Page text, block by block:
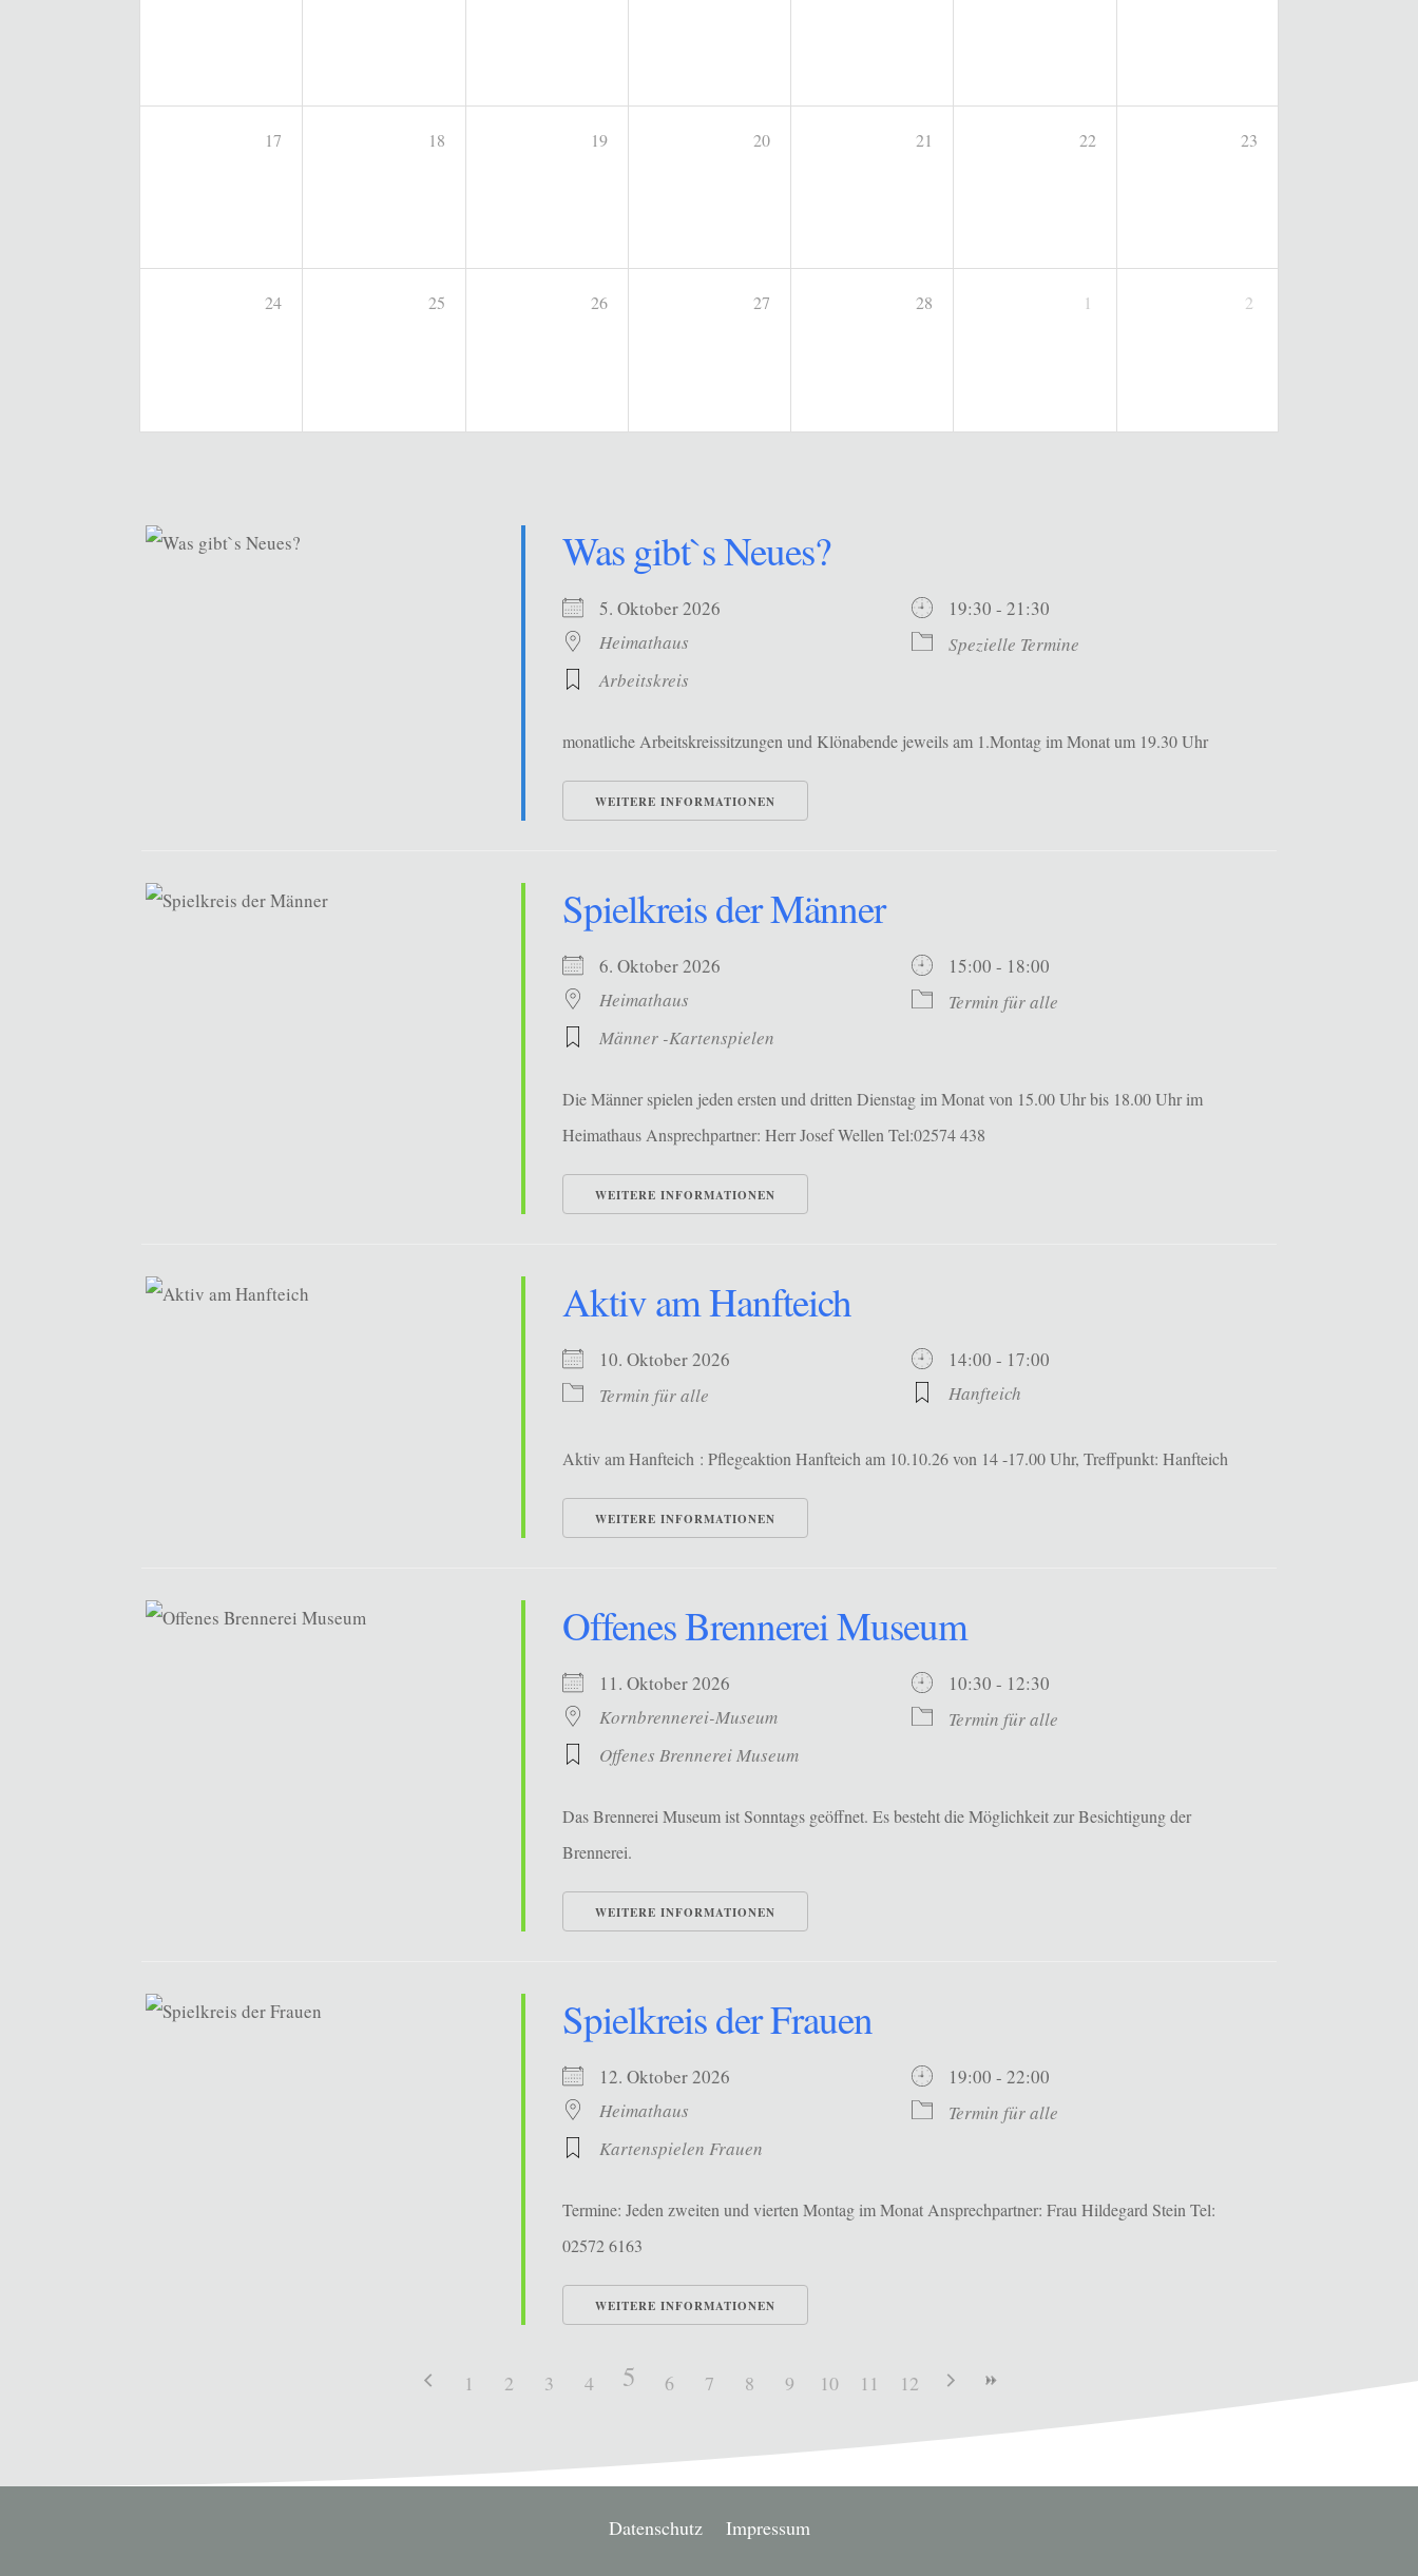
17 18 19 20 21 22 23
24 25 26 27 28 1 2
Was gibt`s Neues?
5. Oktober 2026
19:30 - 21:30
Heimathaus
Spezielle Termine
Arbeitskreis
monatliche Arbeitskreissitzungen und Klönabende jeweils am 1.Montag im Monat um 19.30 Uhr
WEITERE INFORMATIONEN
Spielkreis der Männer
6. Oktober 2026
15:00 - 18:00
Heimathaus
Termin für alle
Männer -Kartenspielen
Die Männer spielen jeden ersten und dritten Dienstag im Monat von 15.00 Uhr bis 18.00 Uhr im
Heimathaus Ansprechpartner: Herr Josef Wellen Tel:02574 438
WEITERE INFORMATIONEN
Aktiv am Hanfteich
10. Oktober 2026
14:00 - 17:00
Termin für alle
Hanfteich
Aktiv am Hanfteich : Pflegeaktion Hanfteich am 10.10.26 von 14 -17.00 Uhr, Treffpunkt: Hanfteich
WEITERE INFORMATIONEN
Offenes Brennerei Museum
11. Oktober 2026
10:30 - 12:30
Kornbrennerei-Museum
Termin für alle
Offenes Brennerei Museum
Das Brennerei Museum ist Sonntags geöffnet. Es besteht die Möglichkeit zur Besichtigung der
Brennerei.
WEITERE INFORMATIONEN
Spielkreis der Frauen
12. Oktober 2026
19:00 - 22:00
Heimathaus
Termin für alle
Kartenspielen Frauen
Termine: Jeden zweiten und vierten Montag im Monat Ansprechpartner: Frau Hildegard Stein Tel:
02572 6163
WEITERE INFORMATIONEN
1 2 3 4 5 6 7 8 9 10 11 12
Datenschutz Impressum